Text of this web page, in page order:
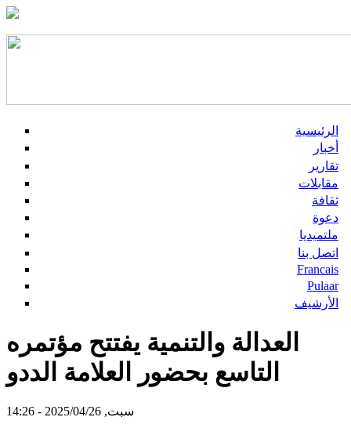
الرئيسية
أخبار
تقارير
مقابلات
ثقافة
دعوة
ملتميديا
اتصل بنا
Francais
Pulaar
الأرشيف
العدالة والتنمية يفتتح مؤتمره
التاسع بحضور العلامة الددو
سبت, 2025/04/26 - 14:26